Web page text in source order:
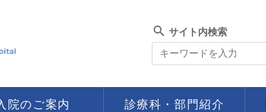
search サイト内検索
院のご案内 診療科・部門紹介